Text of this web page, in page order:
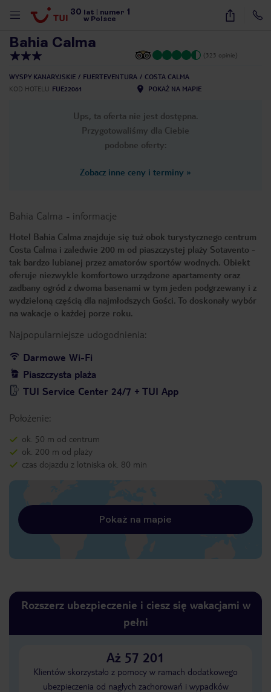
30 lat numer 1
w Polsce
26
Bahia Calma
(323 opinie)
WYSPY KANARYJSKIE FUERTEVENTURA
COSTA CALMA
KOD HOTELU FUE22061 POKAŻ NA MAPIE
Ups, ta oferta nie jest dostępna.
Przygotowaliśmy dla Ciebie
podobne oferty:
Zobacz inne ceny i terminy »
Bahia Calma - informacje
Hotel Bahia Calma znajduje się tuż obok turystycznego centrum
Costa Calma i zaledwie 200 m od piaszczystej plaży Sotavento -
tak bardzo lubianej przez amatorów sportów wodnych. Obiekt
oferuje niezwykle komfortowo urządzone apartamenty oraz
zadbany ogród z dwoma basenami w tym jeden podgrzewany i z
wydzieloną częścią dla najmłodszych Gości. To doskonały wybór
na wakacje o każdej porze roku.
Najpopularniejsze udogodnienia:
Darmowe Wi-Fi
Piaszczysta plaża
TUI Service Center 24/7 + TUI App
Położenie:
ok. 50 m od centrum
ok. 200 m od plaży
czas dojazdu z lotniska ok. 80 min
Pokaż na mapie
Rozszerz ubezpieczenie i ciesz się wakacjami w
pełni
Aż 57 201
Klientów skorzystało z pomocy w ramach dodatkowego
ubezpieczenia od nagłych zachorowań i wypadków